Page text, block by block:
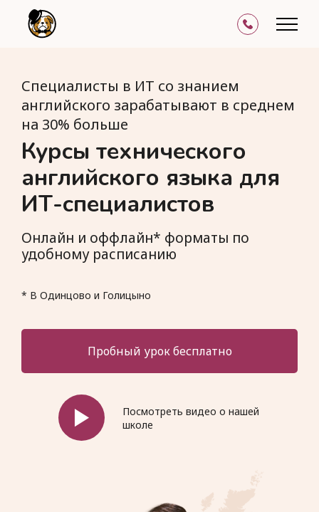
Специалисты в ИТ со знанием
английского зарабатывают в среднем
на 30% больше
Курсы технического
английского языка для
ИТ-специалистов
Онлайн и оффлайн* форматы по
удобному расписанию
* В Одинцово и Голицыно
Пробный урок бесплатно
Посмотреть видео о нашей
школе